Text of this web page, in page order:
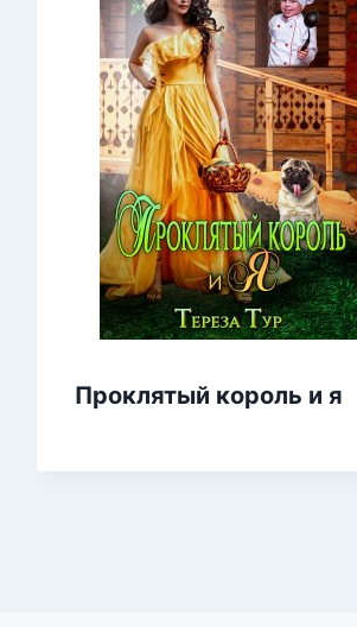
Проклятый король и я